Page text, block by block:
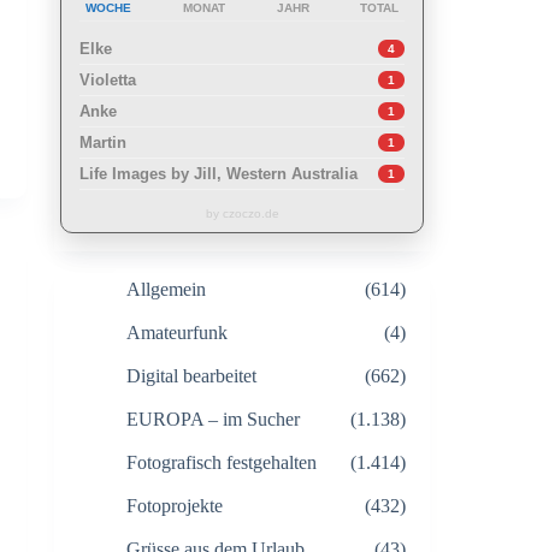
WOCHE MONAT JAHR TOTAL
Elke 4
Violetta 1
Anke 1
Martin 1
Life Images by Jill, Western Australia 1
by czoczo.de
Allgemein (614)
Amateurfunk (4)
Digital bearbeitet (662)
EUROPA – im Sucher (1.138)
Fotografisch festgehalten (1.414)
Fotoprojekte (432)